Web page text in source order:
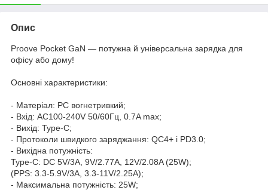
Опис
Proove Pocket GaN — потужна й універсальна зарядка для
офісу або дому!
Основні характеристики:
- Матеріал: PC вогнетривкий;
- Вхід: AC100-240V 50/60Гц, 0.7A max;
- Вихід: Type-C;
- Протоколи швидкого заряджання: QC4+ і PD3.0;
- Вихідна потужність:
Type-C: DC 5V/3A, 9V/2.77A, 12V/2.08A (25W);
(PPS: 3.3-5.9V/3A, 3.3-11V/2.25A);
- Максимальна потужність: 25W;